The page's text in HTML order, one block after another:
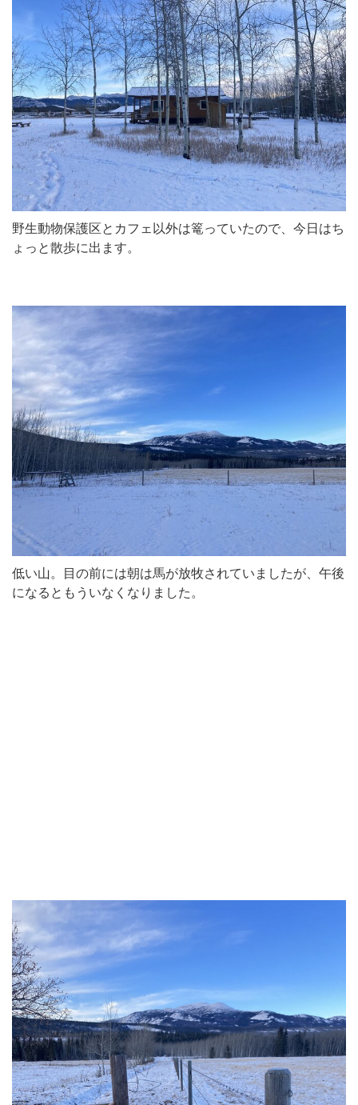
野生動物保護区とカフェ以外は篭っていたので、今日はち
ょっと散歩に出ます。
低い山。目の前には朝は馬が放牧されていましたが、午後
になるともういなくなりました。